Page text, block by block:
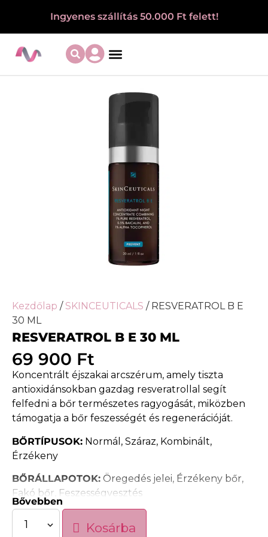
Ingyenes szállítás 50.000 Ft felett!
Kezdőlap /SKINCEUTICALS / RESVERATROL B E
30 ML
RESVERATROL B E 30 ML
69 900 Ft
Koncentrált éjszakai arcszérum, amely tiszta
antioxidánsokban gazdag resveratrollal segít
felfedni a bőr természetes ragyogását, miközben
támogatja a bőr feszességét és regenerációját.
BŐRTÍPUSOK: Normál, Száraz, Kombinált,
Érzékeny
BŐRÁLLAPOTOK: Öregedés jelei, Érzékeny bőr,
Fakó bőr, Feszességvesztés
antioxidáns szérum-koncentrátum, amely segít
Bővebben
Kosárba